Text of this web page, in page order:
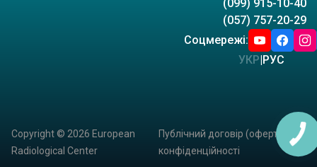
(099) 915-10-40
(057) 757-20-29
Соцмережі:
УКР|РУС
Copyright © 2026 European
Radiological Center
Публічний договір (оферта)
конфіденційності